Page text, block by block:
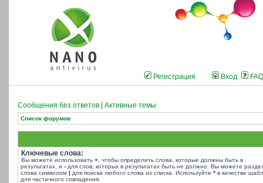
Регистрация Вход FAQ
Сообщения без ответов Активные темы
Список форумов
Ключевые слова:
Вы можете использовать + , чтобы определить слова, которые должны быть в
результатах, и - для слов, которых в результатах быть не должно. Вы можете
слова символом | для поиска любого слова из списка. Используйте * в качестве
для частичного совпадения.